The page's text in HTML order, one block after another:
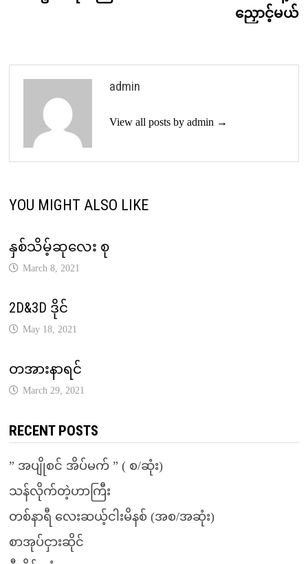
ညှောင့်မယ်
admin
View all posts by admin →
YOU MIGHT ALSO LIKE
နှစ်သိမ့်ဆုလေး စု
March 8, 2021
2D&3D ဒိုင်
May 18, 2021
တအားနာရင်
March 29, 2021
RECENT POSTS
” အပျိုစင် အိပ်မက် ” ( စ/ဆုံး)
သန်လိုက်တဲ့ဟာကြီး
တစ်နာရီ လေးဆယ့်ငါးမိနစ် (အစ/အဆုံး)
စာအုပ်ငှားဆိုင်